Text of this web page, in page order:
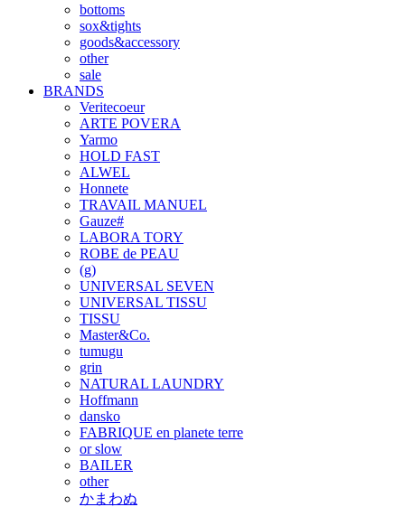
bottoms
sox&tights
goods&accessory
other
sale
BRANDS
Veritecoeur
ARTE POVERA
Yarmo
HOLD FAST
ALWEL
Honnete
TRAVAIL MANUEL
Gauze#
LABORA TORY
ROBE de PEAU
(g)
UNIVERSAL SEVEN
UNIVERSAL TISSU
TISSU
Master&Co.
tumugu
grin
NATURAL LAUNDRY
Hoffmann
dansko
FABRIQUE en planete terre
or slow
BAILER
other
かまわぬ